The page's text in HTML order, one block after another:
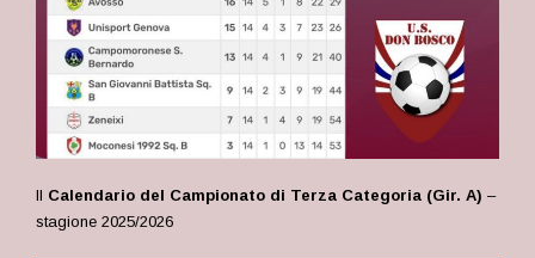
Il Calendario del Campionato di Terza Categoria (Gir. A) –
stagione 2025/2026